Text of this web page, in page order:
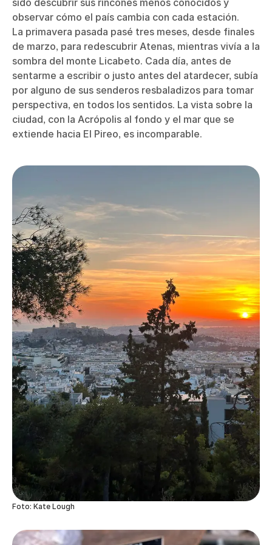
sido descubrir sus rincones menos conocidos y
observar cómo el país cambia con cada estación.
La primavera pasada pasé tres meses, desde finales
de marzo, para redescubrir Atenas, mientras vivía a la
sombra del monte Licabeto. Cada día, antes de
sentarme a escribir o justo antes del atardecer, subía
por alguno de sus senderos resbaladizos para tomar
perspectiva, en todos los sentidos. La vista sobre la
ciudad, con la Acrópolis al fondo y el mar que se
extiende hacia El Pireo, es incomparable.
Foto: Kate Lough